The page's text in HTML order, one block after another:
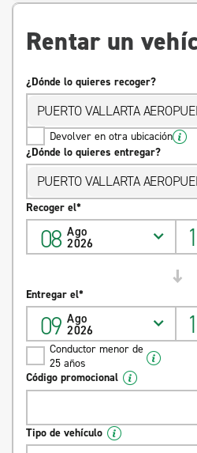
Rentar un
¿Dónde lo quieres recoger?
PUERTO VALLARTA
Devolver en otra ubicación
¿Dónde lo quieres entregar?
PUERTO VALLARTA
Recoger el*
08 Ago
2026
Entregar el*
09 Ago
2026
Conductor menor de
25 años
Código promocional
Tipo de vehículo